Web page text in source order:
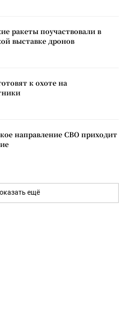
ракеты поучаствовали в
выставке дронов
к охоте на
направление СВО приходит
ещё